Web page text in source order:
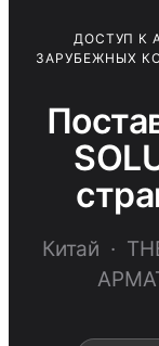
ДОСТУП К
ЗАРУБЕЖНЫХ
Китай ·